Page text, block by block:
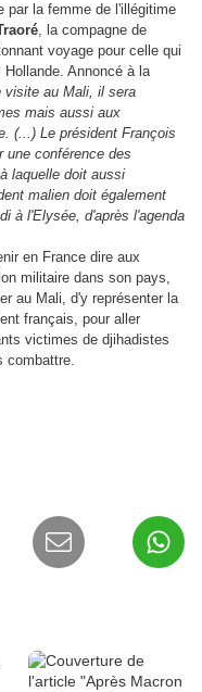
par la femme de l'illégitime
, la compagne de
voyage pour celle qui
Annoncé à la
visite au Mali, il sera
mais aussi aux
(...) Le président François
une conférence des
laquelle doit aussi
malien doit également
à l'Elysée, d'après l'agenda
en France dire aux
militaire dans son pays,
au Mali, d'y représenter la
français, pour aller
victimes de djihadistes
combattre.